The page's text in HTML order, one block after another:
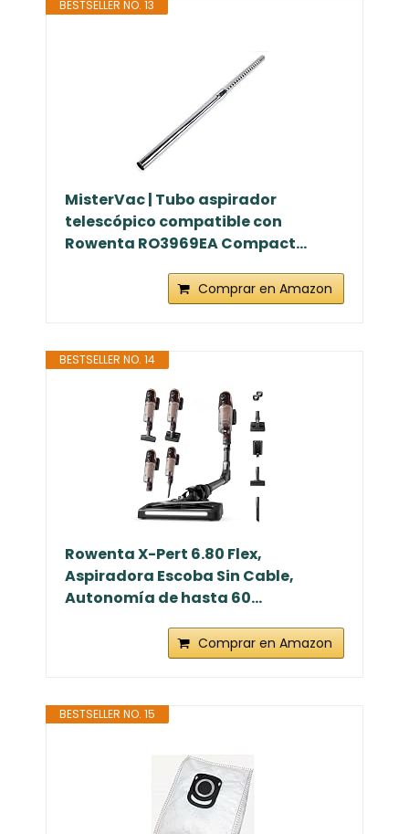
BESTSELLER NO. 13
MisterVac | Tubo aspirador
telescópico compatible con
Rowenta RO3969EA Compact...
Comprar en Amazon
BESTSELLER NO. 14
Rowenta X-Pert 6.80 Flex,
Aspiradora Escoba Sin Cable,
Autonomía de hasta 60...
Comprar en Amazon
BESTSELLER NO. 15